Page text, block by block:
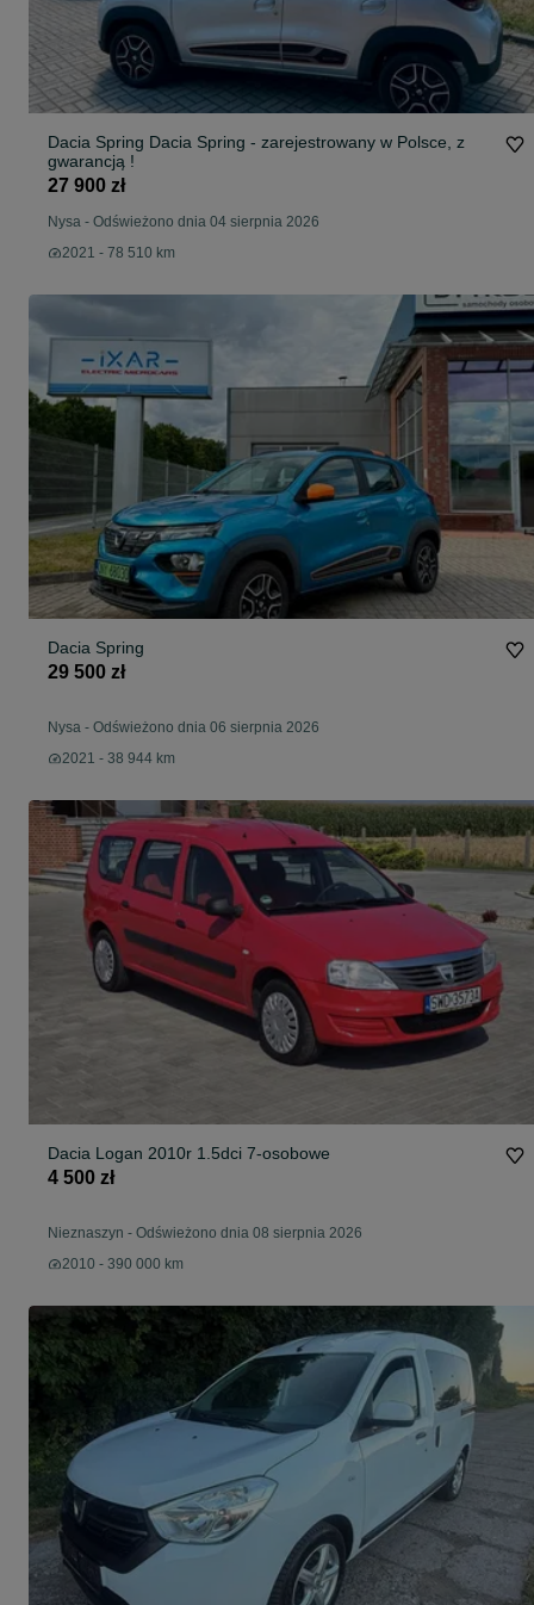
Dacia Spring Dacia Spring - zarejestrowany w Polsce, z
gwarancją !
27 900 zł
Nysa - Odświeżono dnia 04 sierpnia 2026
2021 - 78 510 km
Dacia Spring
29 500 zł
Nysa - Odświeżono dnia 06 sierpnia 2026
2021 - 38 944 km
Dacia Logan 2010r 1.5dci 7-osobowe
4 500 zł
Nieznaszyn - Odświeżono dnia 08 sierpnia 2026
2010 - 390 000 km